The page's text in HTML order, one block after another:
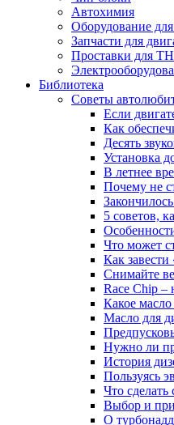
Автохимия
Оборудование
Запчасти для
Проставки для
Библиотека
Советы
Если
Как
Десять
Установка
В летнее
Почему не
5 coвeтoв,
Что может
Как
Снимайте
Race Chip –
Какое масло
Масло для
Нужно ли
История
Пользуясь
Что
Выбор и
О